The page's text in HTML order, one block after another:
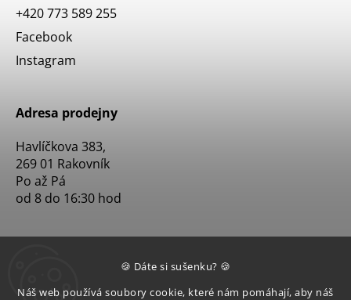
🍪 Dáte si sušenku? 🍪
Náš web používá soubory cookie, které nám pomáhají, aby náš
+420 773 589 255
Facebook
Instagram
Adresa prodejny
Havlíčkova 383,
269 01 Rakovník
Po až Pá
od 8 do 16:30 hod